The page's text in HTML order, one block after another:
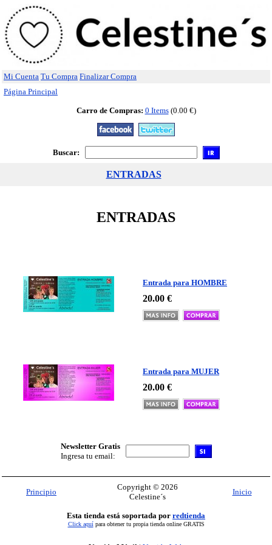
Mi Cuenta Tu Compra Finalizar Compra
Página Principal
Carro de Compras: 0 Items(0.00 €)
Buscar:
ENTRADAS
ENTRADAS
Entrada para HOMBRE
20.00 €
Entrada para MUJER
20.00 €
Newsletter Gratis
Ingresa tu email:
Principio
Copyright © 2026
Celestine´s
Inicio
Esta tienda está soportada por redtienda
Click aquípara obtener tu propia tienda online GRATIS